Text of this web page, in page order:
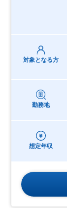
対象となる方
勤務地
想定年収